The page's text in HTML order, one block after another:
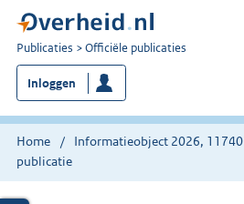
U
bent
nu
hier:
Publicaties Officiële publicaties
Inloggen
Home Informatieobject 2026, 11740
publicatie